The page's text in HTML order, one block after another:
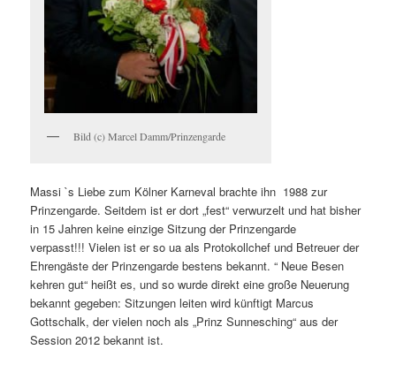
Bild (c) Marcel Damm/Prinzengarde
Massi `s Liebe zum Kölner Karneval brachte ihn 1988 zur
Prinzengarde. Seitdem ist er dort „fest“ verwurzelt und hat bisher
in 15 Jahren keine einzige Sitzung der Prinzengarde
verpasst!!! Vielen ist er so ua als Protokollchef und Betreuer der
Ehrengäste der Prinzengarde bestens bekannt. “ Neue Besen
kehren gut“ heißt es, und so wurde direkt eine große Neuerung
bekannt gegeben: Sitzungen leiten wird künftigt Marcus
Gottschalk, der vielen noch als „Prinz Sunnesching“ aus der
Session 2012 bekannt ist.